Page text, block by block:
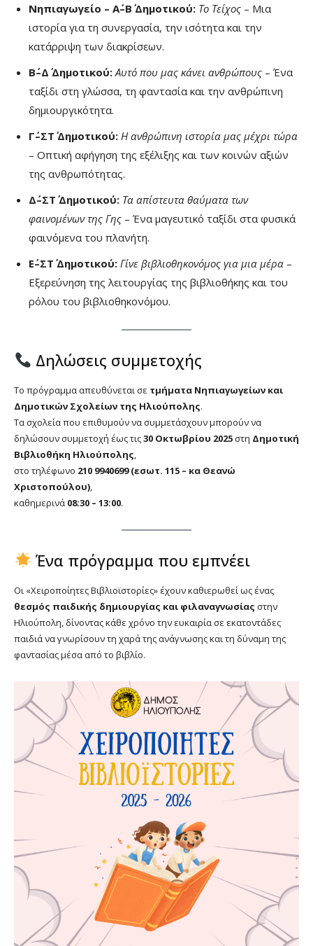
Νηπιαγωγείο – Α΄–Β΄ Δημοτικού: Το Τείχος – Μια
ιστορία για τη συνεργασία, την ισότητα και την
κατάρριψη των διακρίσεων.
Β΄–Δ΄ Δημοτικού: Αυτό που μας κάνει ανθρώπους – Ένα
ταξίδι στη γλώσσα, τη φαντασία και την ανθρώπινη
δημιουργικότητα.
Γ΄–ΣΤ΄ Δημοτικού: Η ανθρώπινη ιστορία μας μέχρι τώρα
– Οπτική αφήγηση της εξέλιξης και των κοινών αξιών
της ανθρωπότητας.
Δ΄–ΣΤ΄ Δημοτικού: Τα απίστευτα θαύματα των
φαινομένων της Γης – Ένα μαγευτικό ταξίδι στα φυσικά
φαινόμενα του πλανήτη.
Ε΄–ΣΤ΄ Δημοτικού: Γίνε βιβλιοθηκονόμος για μια μέρα –
Εξερεύνηση της λειτουργίας της βιβλιοθήκης και του
ρόλου του βιβλιοθηκονόμου.
Δηλώσεις συμμετοχής
Το πρόγραμμα απευθύνεται σε τμήματα Νηπιαγωγείων και
Δημοτικών Σχολείων της Ηλιούπολης.
Τα σχολεία που επιθυμούν να συμμετάσχουν μπορούν να
δηλώσουν συμμετοχή έως τις30 Οκτωβρίου 2025στη Δημοτική
Βιβλιοθήκη Ηλιούπολης
στο τηλέφωνο 210 9940699 (εσωτ. 115 – κα Θεανώ
Χριστοπούλου)
καθημερινά 08:30 – 13:00.
Ένα πρόγραμμα που εμπνέει
Οι «Χειροποίητες Βιβλιοϊστορίες» έχουν καθιερωθεί ως ένας
θεσμός παιδικής δημιουργίας και φιλαναγνωσίας στην
Ηλιούπολη, δίνοντας κάθε χρόνο την ευκαιρία σε εκατοντάδες
παιδιά να γνωρίσουν τη χαρά της ανάγνωσης και τη δύναμη της
φαντασίας μέσα από το βιβλίο.